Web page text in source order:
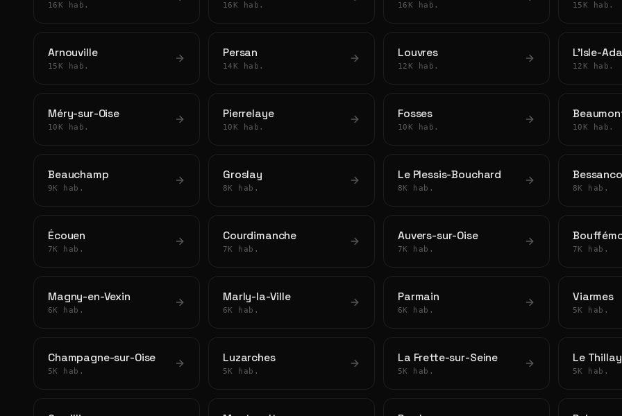
16K hab. 16K hab. 16K hab. 15K hab.
Arnouville
15K hab.
Persan
14K hab.
Louvres
12K hab.
L'Isle-
12K hab.
Méry-sur-Oise
10K hab.
Pierrelaye
10K hab.
Fosses
10K hab. 10K hab.
Beauchamp
9K hab.
Groslay
8K hab.
Le Plessis-Bouchard
8K hab. 8K hab.
Écouen
7K hab.
Courdimanche
7K hab.
Auvers-sur-Oise
7K hab. 7K hab.
Magny-en-Vexin
6K hab.
Marly-la-Ville
6K hab.
Parmain
6K hab.
Viarmes
5K hab.
Champagne-sur-Oise
5K hab.
Luzarches
5K hab.
La Frette-sur-Seine
5K hab.
Le Thillay
5K hab.